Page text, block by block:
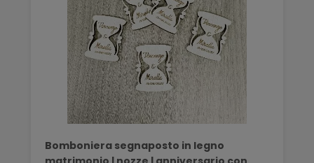
Bomboniera segnaposto in legno